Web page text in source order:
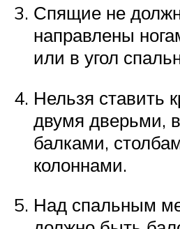
Спящие не
направлены
или в угол
Нельзя ставить
двумя дверьми,
балками,
колоннами.
Над спальным